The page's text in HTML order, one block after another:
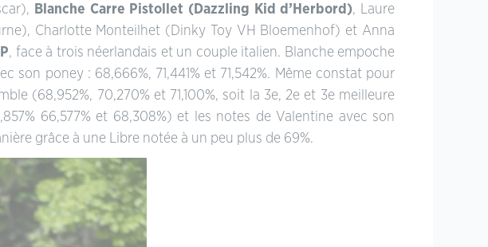
Blanche Carre Pistollet (Dazzling Kid d’Herbord), Laure
Charlotte Monteilhet (Dinky Toy VH Bloemenhof) et Anna
, face à trois néerlandais et un couple italien. Blanche empoche
son poney : 68,666%, 71,441% et 71,542%. Même constat pour
(68,952%, 70,270% et 71,100%, soit la 3e, 2e et 3e meilleure
66,577% et 68,308%) et les notes de Valentine avec son
grâce à une Libre notée à un peu plus de 69%.